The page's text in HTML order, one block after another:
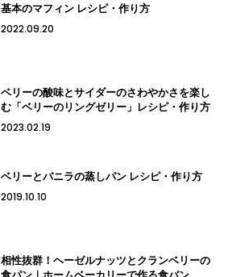
基本のマフィン レシピ・作り方
2022.09.20
ベリーの酸味とサイダーのさわやかさを楽し
む「ベリーのリングゼリー」レシピ・作り方
2023.02.19
ベリーとバニラの蒸しパン レシピ・作り方
2019.10.10
相性抜群！ヘーゼルナッツとクランベリーの